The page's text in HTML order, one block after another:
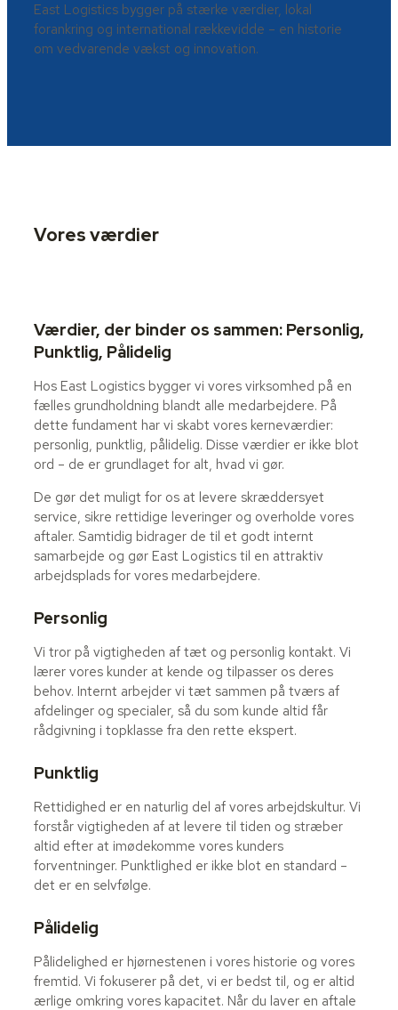
East Logistics bygger på stærke værdier, lokal
forankring og international rækkevidde – en historie
om vedvarende vækst og innovation.
Vores værdier
Værdier, der binder os sammen: Personlig,
Punktlig, Pålidelig
Hos East Logistics bygger vi vores virksomhed på en
fælles grundholdning blandt alle medarbejdere. På
dette fundament har vi skabt vores kerneværdier:
personlig, punktlig, pålidelig. Disse værdier er ikke blot
ord – de er grundlaget for alt, hvad vi gør.
De gør det muligt for os at levere skræddersyet
service, sikre rettidige leveringer og overholde vores
aftaler. Samtidig bidrager de til et godt internt
samarbejde og gør East Logistics til en attraktiv
arbejdsplads for vores medarbejdere.
Personlig
Vi tror på vigtigheden af tæt og personlig kontakt. Vi
lærer vores kunder at kende og tilpasser os deres
behov. Internt arbejder vi tæt sammen på tværs af
afdelinger og specialer, så du som kunde altid får
rådgivning i topklasse fra den rette ekspert.
Punktlig
Rettidighed er en naturlig del af vores arbejdskultur. Vi
forstår vigtigheden af at levere til tiden og stræber
altid efter at imødekomme vores kunders
forventninger. Punktlighed er ikke blot en standard –
det er en selvfølge.
Pålidelig
Pålidelighed er hjørnestenen i vores historie og vores
fremtid. Vi fokuserer på det, vi er bedst til, og er altid
ærlige omkring vores kapacitet. Når du laver en aftale